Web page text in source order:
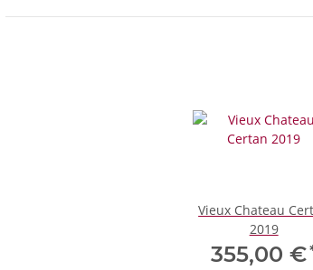
Vieux Chateau
2019
355,00